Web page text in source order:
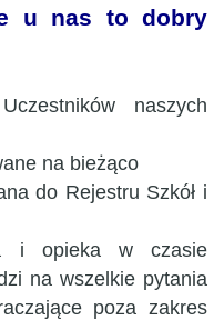
u nas to dobry
naszych
na bieżąco
do Rejestru Szkół i
i opieka w czasie
na wszelkie pytania
poza zakres